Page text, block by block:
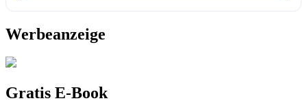
Werbeanzeige
Gratis E-Book